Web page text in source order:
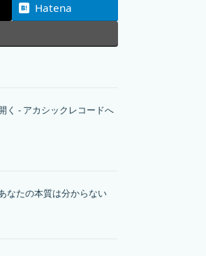
Hatena
く - アカシックレコードへ
なたの本質は分からない